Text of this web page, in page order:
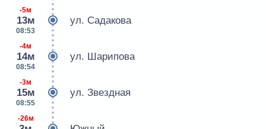
-5м
13м
08:53
ул. Садакова
-4м
14м
08:54
ул. Шарипова
-3м
15м
08:55
ул. Звездная
-26м